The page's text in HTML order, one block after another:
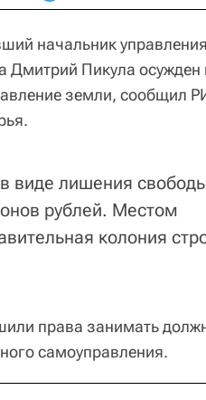
начальник управления
Дмитрий Пикула осужден
земли, сообщил
виде лишения
рублей. Местом
колония
права занимать
самоуправления.